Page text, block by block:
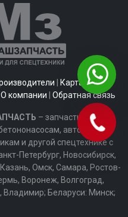
Карта сайта
О компании Обратная связь
– запчасти к
автобусам,
и другой спецтехнике с
Петербург, Новосибирск,
Омск, Самара, Ростов-
Воронеж, Волгоград,
Владимир; Беларуси: Минск;